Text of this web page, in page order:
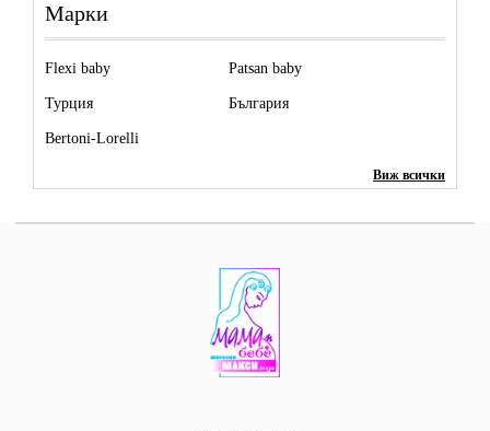
Марки
Flexi baby Patsan baby
Турция България
Bertoni-Lorelli
Виж всички